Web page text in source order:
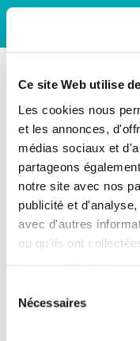
Ce site Web utilise
Les cookies nous
et les annonces,
médias sociaux et
partageons
notre site avec nos
publicité et
avec d'autres
ou qu'ils ont
Nécessaires